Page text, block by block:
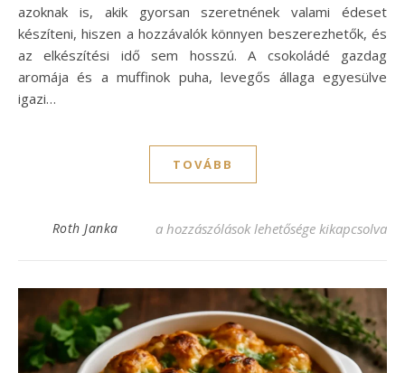
azoknak is, akik gyorsan szeretnének valami édeset
készíteni, hiszen a hozzávalók könnyen beszerezhetők, és
az elkészítési idő sem hosszú. A csokoládé gazdag
aromája és a muffinok puha, levegős állaga egyesülve
igazi…
TOVÁBB
Roth Janka Csodás csokis muffin recept, ami
a hozzászólások lehetősége kikapcsolva